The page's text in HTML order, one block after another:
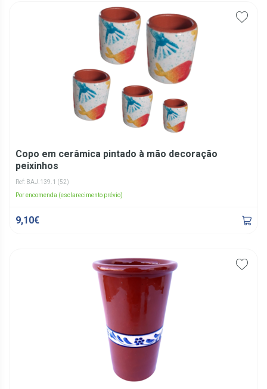
Copo em cerâmica pintado à mão decoração
peixinhos
Ref: BAJ.139.1 (52)
Por encomenda (esclarecimento prévio)
9,10€